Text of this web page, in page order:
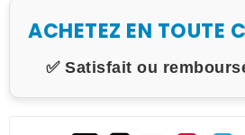
ACHETEZ EN TOUTE
✅ Satisfait ou